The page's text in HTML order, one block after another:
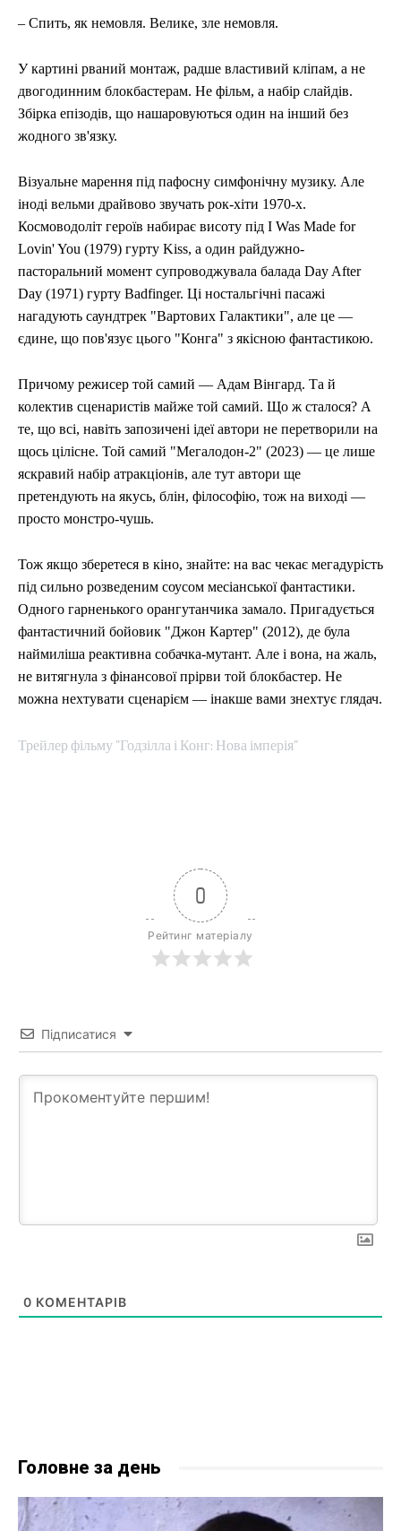
– Спить, як немовля. Велике, зле немовля.
У картині рваний монтаж, радше властивий кліпам, а не
двогодинним блокбастерам. Не фільм, а набір слайдів.
Збірка епізодів, що нашаровуються один на інший без
жодного зв'язку.
Візуальне марення під пафосну симфонічну музику. Але
іноді вельми драйвово звучать рок-хіти 1970-х.
Космоводоліт героїв набирає висоту під I Was Made for
Lovin' You (1979) гурту Kiss, а один райдужно-
пасторальний момент супроводжувала балада Day After
Day (1971) гурту Badfinger. Ці ностальгічні пасажі
нагадують саундтрек "Вартових Галактики", але це —
єдине, що пов'язує цього "Конга" з якісною фантастикою.
Причому режисер той самий — Адам Вінгард. Та й
колектив сценаристів майже той самий. Що ж сталося? А
те, що всі, навіть запозичені ідеї автори не перетворили на
щось цілісне. Той самий "Мегалодон-2" (2023) — це лише
яскравий набір атракціонів, але тут автори ще
претендують на якусь, блін, філософію, тож на виході —
просто монстро-чушь.
Тож якщо зберетеся в кіно, знайте: на вас чекає мегадурість
під сильно розведеним соусом месіанської фантастики.
Одного гарненького орангутанчика замало. Пригадується
фантастичний бойовик "Джон Картер" (2012), де була
наймиліша реактивна собачка-мутант. Але і вона, на жаль,
не витягнула з фінансової прірви той блокбастер. Не
можна нехтувати сценарієм — інакше вами знехтує глядач.
Трейлер фільму "Годзілла і Конг: Нова імперія"
0
Рейтинг матеріалу
Підписатися
0 КОМЕНТАРІВ
Головне за день